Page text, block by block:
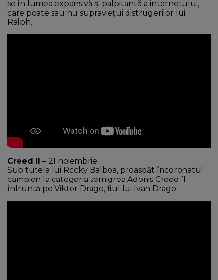
se în lumea expansivă și palpitantă a internetului,
care poate sau nu supraviețui distrugerilor lui
Ralph.
Creed II – 21 noiembrie
Sub tutela lui Rocky Balboa, proaspăt încoronatul
campion la categoria semigrea Adonis Creed îl
înfruntă pe Viktor Drago, fiul lui Ivan Drago.